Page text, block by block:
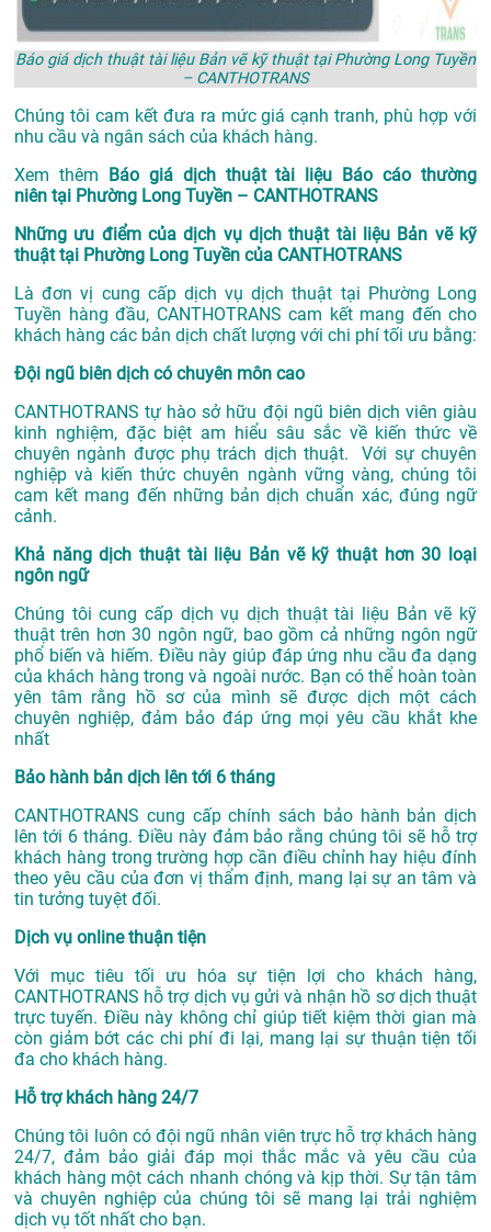
Báo giá dịch thuật tài liệu Bản vẽ kỹ thuật tại Phường Long Tuyền
– CANTHOTRANS
Chúng tôi cam kết đưa ra mức giá cạnh tranh, phù hợp với
nhu cầu và ngân sách của khách hàng.
Xem thêm
Báo giá dịch thuật tài liệu Báo cáo thường
niên tại Phường Long Tuyền – CANTHOTRANS
Những ưu điểm của dịch vụ dịch thuật tài liệu Bản vẽ kỹ
thuật tại Phường Long Tuyền của CANTHOTRANS
Là đơn vị cung cấp dịch vụdịch thuật tại Phường Long
Tuyền hàng đầu, CANTHOTRANS cam kết mang đến cho
khách hàng các bản dịch chất lượng với chi phí tối ưu bằng:
Đội ngũ biên dịch có chuyên môn cao
CANTHOTRANS tự hào sở hữu đội ngũ biên dịch viên giàu
kinh nghiệm, đặc biệt am hiểu sâu sắc về kiến thức về
chuyên ngành được phụ trách dịch thuật. Với sự chuyên
nghiệp và kiến thức chuyên ngành vững vàng, chúng tôi
cam kết mang đến những bản dịch chuẩn xác, đúng ngữ
cảnh.
Khả năng dịch thuật tài liệu Bản vẽ kỹ thuật hơn 30 loại
ngôn ngữ
Chúng tôi cung cấp dịch vụ dịch thuật tài liệu Bản vẽ kỹ
thuật trên hơn 30 ngôn ngữ, bao gồm cả những ngôn ngữ
phổ biến và hiếm. Điều này giúp đáp ứng nhu cầu đa dạng
của khách hàng trong và ngoài nước. Bạn có thể hoàn toàn
yên tâm rằng hồ sơ của mình sẽ được dịch một cách
chuyên nghiệp, đảm bảo đáp ứng mọi yêu cầu khắt khe
nhất
Bảo hành bản dịch lên tới 6 tháng
CANTHOTRANS cung cấp chính sách bảo hành bản dịch
lên tới 6 tháng. Điều này đảm bảo rằng chúng tôi sẽ hỗ trợ
khách hàng trong trường hợp cần điều chỉnh hay hiệu đính
theo yêu cầu của đơn vị thẩm định, mang lại sự an tâm và
tin tưởng tuyệt đối.
Dịch vụ online thuận tiện
Với mục tiêu tối ưu hóa sự tiện lợi cho khách hàng,
CANTHOTRANS hỗ trợ dịch vụ gửi và nhận hồ sơ dịch thuật
trực tuyến. Điều này không chỉ giúp tiết kiệm thời gian mà
còn giảm bớt các chi phí đi lại, mang lại sự thuận tiện tối
đa cho khách hàng.
Hỗ trợ khách hàng 24/7
Chúng tôi luôn có đội ngũ nhân viên trực hỗ trợ khách hàng
24/7, đảm bảo giải đáp mọi thắc mắc và yêu cầu của
khách hàng một cách nhanh chóng và kịp thời. Sự tận tâm
và chuyên nghiệp của chúng tôi sẽ mang lại trải nghiệm
dịch vụ tốt nhất cho bạn.